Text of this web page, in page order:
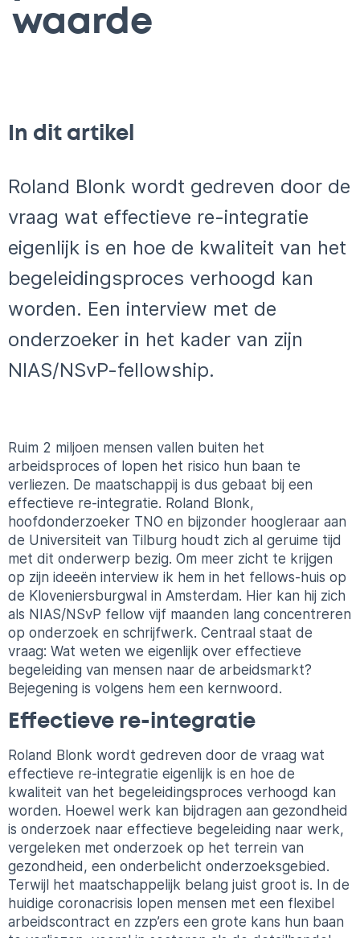
waarde
In dit artikel
Roland Blonk wordt gedreven door de
vraag wat effectieve re-integratie
eigenlijk is en hoe de kwaliteit van het
begeleidingsproces verhoogd kan
worden. Een interview met de
onderzoeker in het kader van zijn
NIAS/NSvP-fellowship.
Ruim 2 miljoen mensen vallen buiten het
arbeidsproces of lopen het risico hun baan te
verliezen. De maatschappij is dus gebaat bij een
effectieve re-integratie. Roland Blonk,
hoofdonderzoeker TNO en bijzonder hoogleraar aan
de Universiteit van Tilburg houdt zich al geruime tijd
met dit onderwerp bezig. Om meer zicht te krijgen
op zijn ideeën interview ik hem in het fellows-huis op
de Kloveniersburgwal in Amsterdam. Hier kan hij zich
als NIAS/NSvP fellow vijf maanden lang concentreren
op onderzoek en schrijfwerk. Centraal staat de
vraag: Wat weten we eigenlijk over effectieve
begeleiding van mensen naar de arbeidsmarkt?
Bejegening is volgens hem een kernwoord.
Effectieve re-integratie
Roland Blonk wordt gedreven door de vraag wat
effectieve re-integratie eigenlijk is en hoe de
kwaliteit van het begeleidingsproces verhoogd kan
worden. Hoewel werk kan bijdragen aan gezondheid
is onderzoek naar effectieve begeleiding naar werk,
vergeleken met onderzoek op het terrein van
gezondheid, een onderbelicht onderzoeksgebied.
Terwijl het maatschappelijk belang juist groot is. In de
huidige coronacrisis lopen mensen met een flexibel
arbeidscontract en zzp’ers een grote kans hun baan